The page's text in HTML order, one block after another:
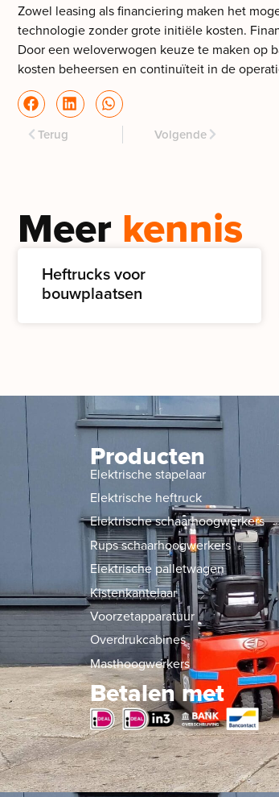
Zowel leasing als financiering maken het
technologie zonder grote initiële kosten.
Door een weloverwogen keuze te maken op
kosten beheersen en continuïteit in de
Terug Volgende
Meer kennis
Heftrucks voor
bouwplaatsen
Producten
Elektrische stapelaar
Elektrische heftruck
Elektrische schaarhoogwerkers
Rups schaarhoogwerkers
Elektrische palletwagen
Kistenkantelaar
Voorzetapparatuur
Overdrukcabines
Masthoogwerkers
Betalen met